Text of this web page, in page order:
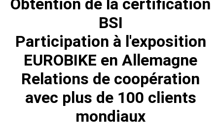
Obtention de la certification
BSI
Participation à l'exposition
EUROBIKE en Allemagne
Relations de coopération
avec plus de 100 clients
mondiaux